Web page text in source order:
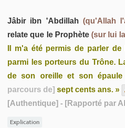
Jâbir ibn 'Abdillah (qu'Allah
relate que le Prophète(sur lui
Il m'a été permis de parler
parmi les porteurs du Trône.
de son oreille et son
parcours de] sept cents ans. »
[Authentique] - [Rapporté par
Explication